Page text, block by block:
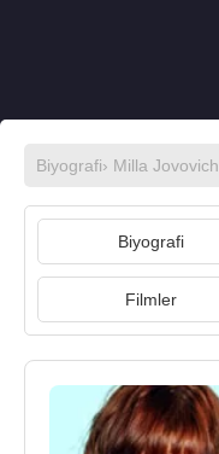
Biyografi› Milla Jovovich
Biyografi
Filmler